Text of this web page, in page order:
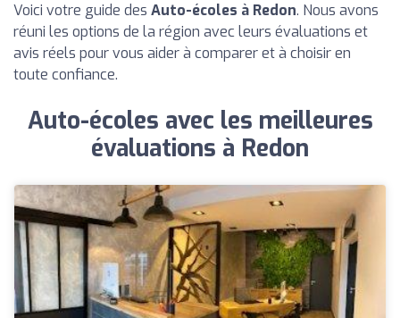
Voici votre guide des Auto-écoles à Redon. Nous avons
réuni les options de la région avec leurs évaluations et
avis réels pour vous aider à comparer et à choisir en
toute confiance.
Auto-écoles avec les meilleures
évaluations à Redon